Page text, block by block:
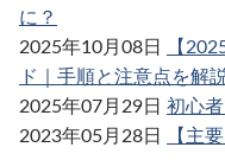
に？
2025年10月08日
【
ド｜手順と注意点を解
2025年07月29日 初心
2023年05月28日
【主